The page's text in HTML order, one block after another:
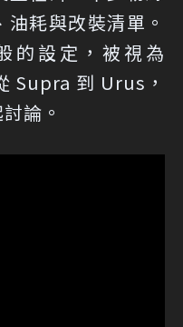
耗與改裝清單。
的設定，被視為
Supra 到 Urus，
論。